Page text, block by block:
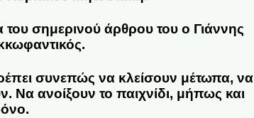
σημερινού άρθρου του ο Γιάννης
συνεπώς να κλείσουν μέτωπα, να
Να ανοίξουν το παιχνίδι, μήπως και